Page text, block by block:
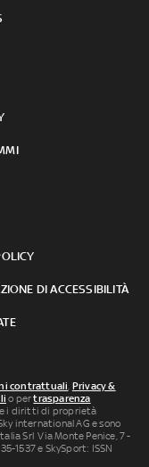
DI ACCESSIBILITÀ
contrattuali Privacy &
o pertrasparenza
e i diritti di proprietà
international AG e sono
Srl Via Monte Penice, 7 -
1537 e SkySport: ISSN